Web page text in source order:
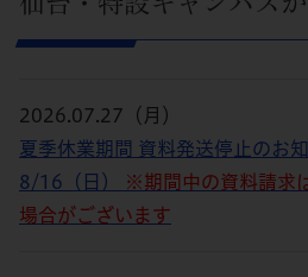
2026.07.27（月）
夏季休業期間 資料発送停止のお
8/16（日）
※期間中の資料請求
場合がございます